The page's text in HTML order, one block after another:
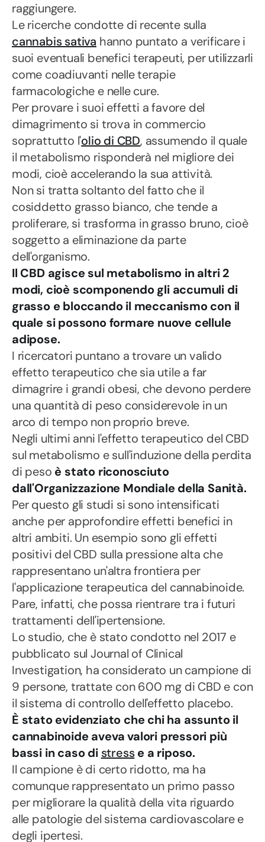
raggiungere.
Le ricerche condotte di recente sulla
cannabis sativa hanno puntato a verificare i
suoi eventuali benefici terapeuti, per utilizzarli
come coadiuvanti nelle terapie
farmacologiche e nelle cure.
Per provare i suoi effetti a favore del
dimagrimento si trova in commercio
soprattutto l'olio di CBD, assumendo il quale
il metabolismo risponderà nel migliore dei
modi, cioè accelerando la sua attività.
Non si tratta soltanto del fatto che il
cosiddetto grasso bianco, che tende a
proliferare, si trasforma in grasso bruno, cioè
soggetto a eliminazione da parte
dell'organismo.
Il CBD agisce sul metabolismo in altri 2
modi, cioè scomponendo gli accumuli di
grasso e bloccando il meccanismo con il
quale si possono formare nuove cellule
adipose.
I ricercatori puntano a trovare un valido
effetto terapeutico che sia utile a far
dimagrire i grandi obesi, che devono perdere
una quantità di peso considerevole in un
arco di tempo non proprio breve.
Negli ultimi anni l'effetto terapeutico del CBD
sul metabolismo e sull'induzione della perdita
di peso è stato riconosciuto
dall'Organizzazione Mondiale della Sanità.
Per questo gli studi si sono intensificati
anche per approfondire effetti benefici in
altri ambiti. Un esempio sono gli effetti
positivi del CBD sulla pressione alta che
rappresentano un'altra frontiera per
l'applicazione terapeutica del cannabinoide.
Pare, infatti, che possa rientrare tra i futuri
trattamenti dell'ipertensione.
Lo studio, che è stato condotto nel 2017 e
pubblicato sul Journal of Clinical
Investigation, ha considerato un campione di
9 persone, trattate con 600 mg di CBD e con
il sistema di controllo dell'effetto placebo.
È stato evidenziato che chi ha assunto il
cannabinoide aveva valori pressori più
bassi in caso di stresse a riposo.
Il campione è di certo ridotto, ma ha
comunque rappresentato un primo passo
per migliorare la qualità della vita riguardo
alle patologie del sistema cardiovascolare e
degli ipertesi.